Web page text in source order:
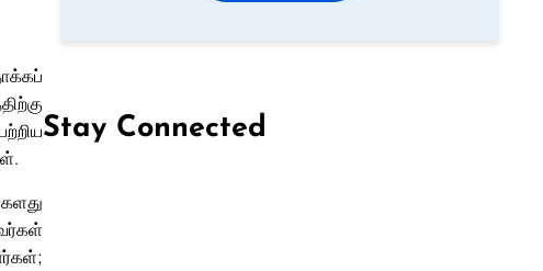
Stay Connected
Follow us on Facebook